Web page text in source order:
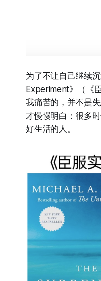
为了不让自己继续
Experiment》（《
我痛苦的，并不是
才慢慢明白：很多
好生活的人。